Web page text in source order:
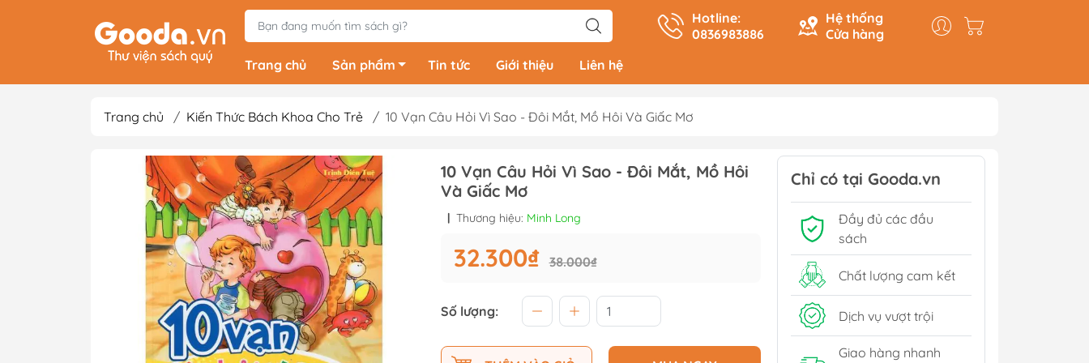
Hotline:
0836983886
Hệ thống
Cửa hàng
Trang chủ
Sản phẩm
Light Novels - Tản Văn
Giả Tưởng - Kinh Dị - Trinh
Thám
Văn Học Kinh Điển
Xem thêm
Nhân Vật - Bài Học Kinh
Doanh
Marketing - Bán Hàng
Tài Chính - Tiền Tệ
Xem thêm
Kỹ Năng Tài Chính
Du Ký
Lịch Sử - Văn Hoá - Chính
Trị
Tâm Linh
Sách Ehon & Truyện tranh
Thiếu Nhi
Cẩm Nang Làm Cha Mẹ
Phương Pháp Giáo Dục
Tiếng Anh
Tiếng Hàn
Sách Tham Khảo Cấp 1
Tin tức Giới thiệu Liên hệ
Trang chủ / Kiến Thức Bách Khoa Cho Trẻ / 10 Vạn Câu Hỏi Vì Sao - Đôi Mắt, Mồ Hôi Và Giấc Mơ
10 Vạn Câu Hỏi Vì Sao - Đôi Mắt, Mồ Hôi
Và Giấc Mơ
| Thương hiệu: Minh Long
32.300₫ 38.000₫
Số lượng:
Chỉ có tại Gooda.vn
Đầy đủ các đầu
sách
Chất lượng cam kết
Dịch vụ vượt trội
Giao hàng nhanh